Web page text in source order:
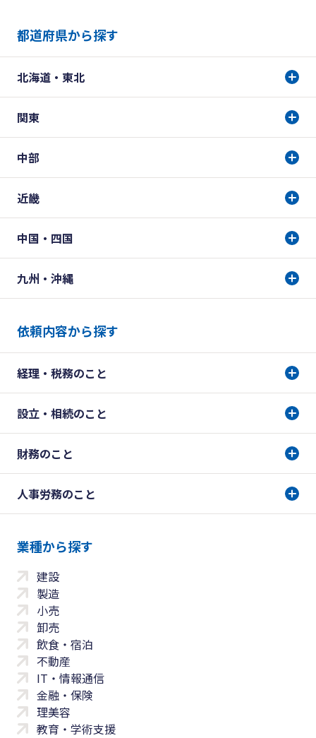
都道府県から探す
北海道・東北
関東
中部
近畿
中国・四国
九州・沖縄
依頼内容から探す
経理・税務のこと
設立・相続のこと
財務のこと
人事労務のこと
業種から探す
建設
製造
小売
卸売
飲食・宿泊
不動産
IT・情報通信
金融・保険
理美容
教育・学術支援